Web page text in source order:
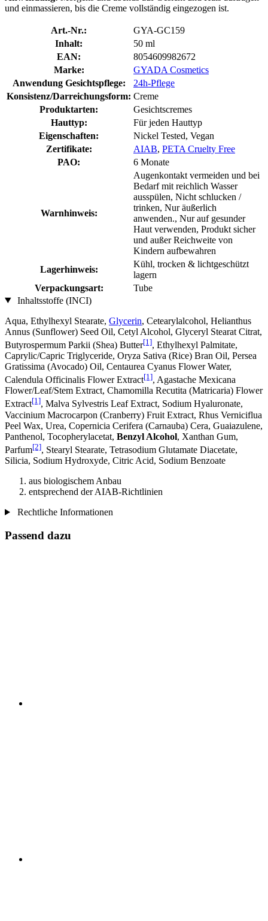
und einmassieren, bis die Creme vollständig eingezogen ist.
Art.-Nr.:
GYA-GC159
Inhalt:
50 ml
EAN:
8054609982672
Marke:
GYADA Cosmetics
Anwendung Gesichtspflege:
24h-Pflege
Konsistenz/Darreichungsform: Creme
Produktarten:
Gesichtscremes
Hauttyp:
Für jeden Hauttyp
Eigenschaften:
Nickel Tested, Vegan
Zertifikate:
AIAB, PETA Cruelty Free
PAO:
6 Monate
Warnhinweis:
Augenkontakt vermeiden und bei
Bedarf mit reichlich Wasser
ausspülen, Nicht schlucken /
trinken, Nur äußerlich
anwenden., Nur auf gesunder
Haut verwenden, Produkt sicher
und außer Reichweite von
Kindern aufbewahren
Lagerhinweis:
Kühl, trocken & lichtgeschützt
lagern
Verpackungsart:
Tube
Inhaltsstoffe (INCI)
Aqua, Ethylhexyl Stearate, Glycerin, Cetearylalcohol, Helianthus
Annus (Sunflower) Seed Oil, Cetyl Alcohol, Glyceryl Stearat Citrat,
Butyrospermum Parkii (Shea) Butter[1], Ethylhexyl Palmitate,
Caprylic/Capric Triglyceride, Oryza Sativa (Rice) Bran Oil, Persea
Gratissima (Avocado) Oil, Centaurea Cyanus Flower Water,
Calendula Officinalis Flower Extract[1], Agastache Mexicana
Flower/Leaf/Stem Extract, Chamomilla Recutita (Matricaria) Flower
Extract[1], Malva Sylvestris Leaf Extract, Sodium Hyaluronate,
Vaccinium Macrocarpon (Cranberry) Fruit Extract, Rhus Verniciflua
Peel Wax, Urea, Copernicia Cerifera (Carnauba) Cera, Guaiazulene,
Panthenol, Tocopherylacetat, Benzyl Alcohol, Xanthan Gum,
Parfum[2], Stearyl Stearate, Tetrasodium Glutamate Diacetate,
Silicia, Sodium Hydroxyde, Citric Acid, Sodium Benzoate
aus biologischem Anbau
entsprechend der AIAB-Richtlinien
Rechtliche Informationen
Passend dazu